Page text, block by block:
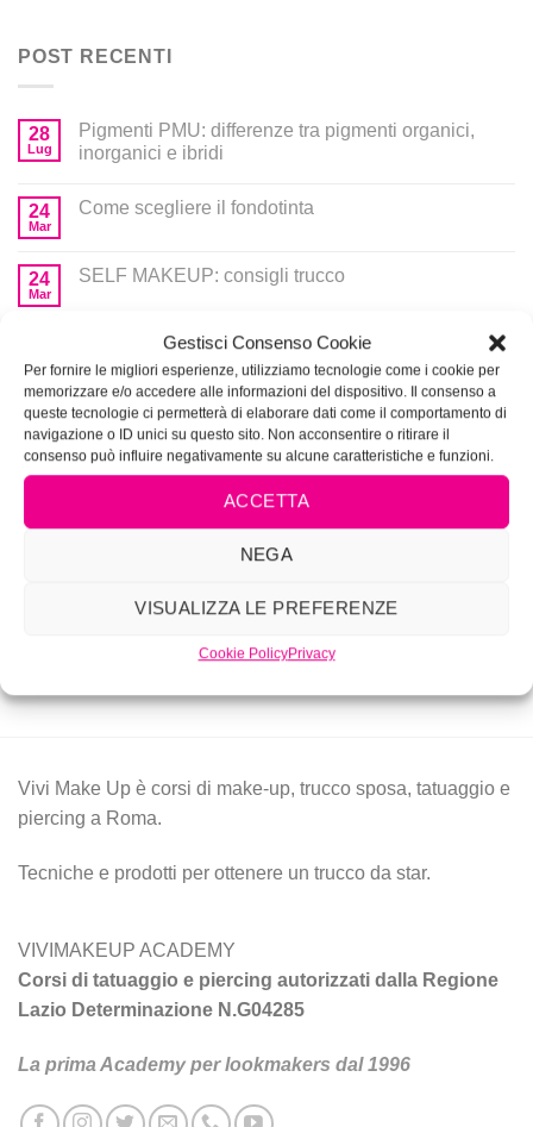
Gestisci Consenso Cookie
Per fornire le migliori esperienze, utilizziamo tecnologie come i cookie per
memorizzare e/o accedere alle informazioni del dispositivo. Il consenso a
queste tecnologie ci permetterà di elaborare dati come il comportamento di
navigazione o ID unici su questo sito. Non acconsentire o ritirare il
consenso può influire negativamente su alcune caratteristiche e funzioni.
ACCETTA
NEGA
VISUALIZZA LE PREFERENZE
Cookie PolicyPrivacy
POST RECENTI
28
Lug
Pigmenti PMU: differenze tra pigmenti organici,
inorganici e ibridi
24
Mar
Come scegliere il fondotinta
24
Mar
SELF MAKEUP: consigli trucco
Apr
Trucco sposa
16
Apr
Video Capelli: basta poco per nutrirli !
CATEGORIE PRODOTTI
Prodotti per MakeUp
Vivi Make Up è corsi di make-up, trucco sposa, tatuaggio e
piercing a Roma.
Tecniche e prodotti per ottenere un trucco da star.
VIVIMAKEUP ACADEMY
Corsi di tatuaggio e piercing autorizzati dalla Regione
Lazio Determinazione N.G04285
La prima Academy per lookmakers dal 1996